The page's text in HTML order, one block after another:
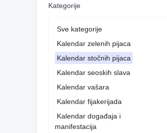
Kategorije
Sve kategorije
Kalendar zelenih pijaca
Kalendar stočnih pijaca
Kalendar seoskih slava
Kalendar vašara
Kalendar fijakerijada
Kalendar događaja i
manifestacija